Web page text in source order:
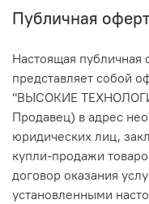
Публичная
Настоящая
представляет собой
"ВЫСОКИЕ
Продавец) в адрес
юридических лиц,
купли-продажи
договор оказания
установленными